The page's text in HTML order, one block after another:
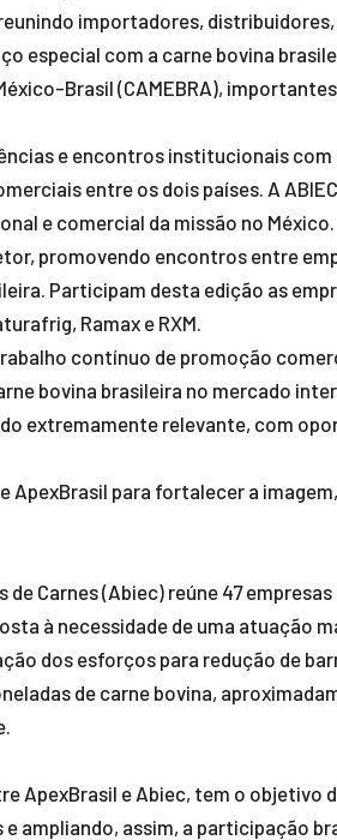
importadores,
especial com a carne bovina
Brasil (CAMEBRA),
e encontros institucionais
entre os dois países. A
e comercial da missão no México.
promovendo encontros entre
Participam desta edição as
Ramax e RXM.
contínuo de promoção
bovina brasileira no mercado
extremamente relevante, com
para fortalecer a
Carnes (Abiec) reúne 47
à necessidade de uma atuação
dos esforços para redução de
de carne bovina,
ApexBrasil e Abiec, tem o objetivo
ampliando, assim, a participação